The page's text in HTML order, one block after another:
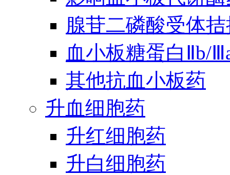
腺苷二磷酸受体
血小板糖蛋白Ⅱb/
其他抗血小板药
升血细胞药
升红细胞药
升白细胞药